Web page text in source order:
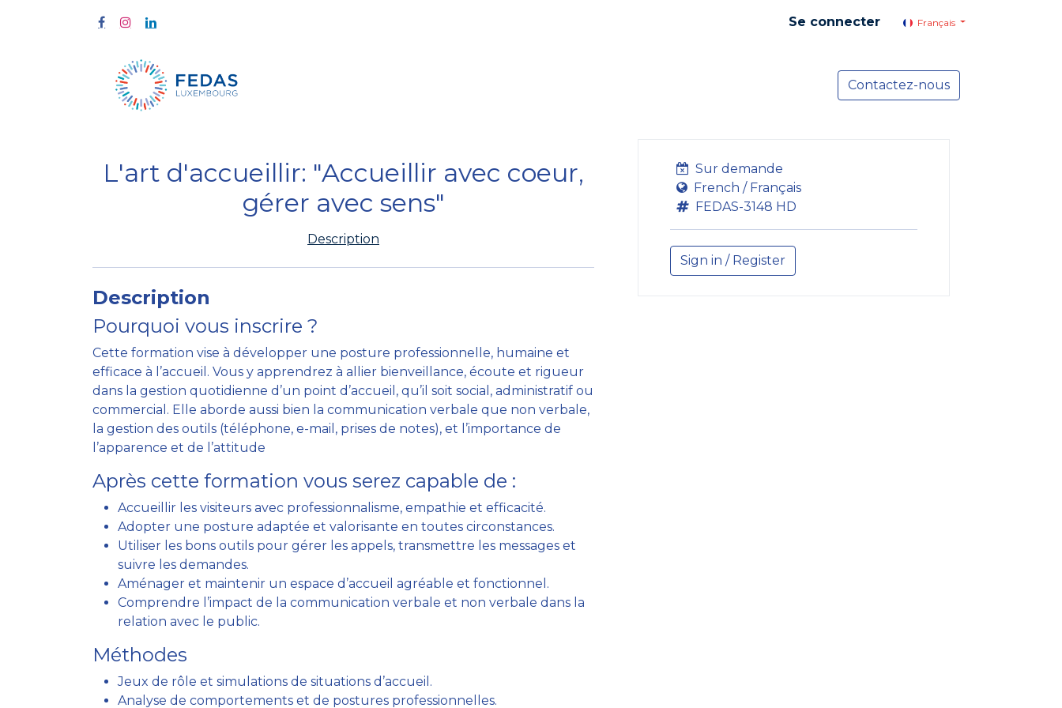
Se connecter Français
Actualités
Contactez-nous
L'art d'accueillir: "Accueillir avec coeur,
gérer avec sens"
Description
Description
Pourquoi vous inscrire ?
Cette formation vise à développer une posture professionnelle, humaine et
efficace à l’accueil. Vous y apprendrez à allier bienveillance, écoute et rigueur
dans la gestion quotidienne d’un point d’accueil, qu’il soit social, administratif ou
commercial. Elle aborde aussi bien la communication verbale que non verbale,
la gestion des outils (téléphone, e-mail, prises de notes), et l’importance de
l’apparence et de l’attitude
Après cette formation vous serez capable de :
Accueillir les visiteurs avec professionnalisme, empathie et efficacité.
Adopter une posture adaptée et valorisante en toutes circonstances.
Utiliser les bons outils pour gérer les appels, transmettre les messages et
suivre les demandes.
Aménager et maintenir un espace d’accueil agréable et fonctionnel.
Comprendre l’impact de la communication verbale et non verbale dans la
relation avec le public.
Méthodes
Jeux de rôle et simulations de situations d’accueil.
Analyse de comportements et de postures professionnelles.
Sur demande
French / Français
FEDAS-3148 HD
Sign in / Register